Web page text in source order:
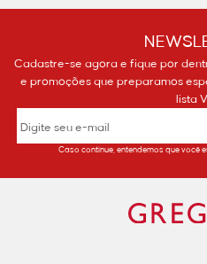
Cadastre-se agora e fique por
e promoções que preparamos
lista
Caso continue, entendemos que você